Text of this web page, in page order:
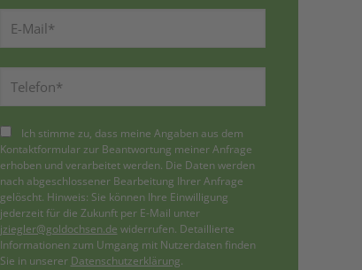
Ich stimme zu, dass meine Angaben aus dem
Kontaktformular zur Beantwortung meiner Anfrage
erhoben und verarbeitet werden. Die Daten werden
nach abgeschlossener Bearbeitung Ihrer Anfrage
gelöscht. Hinweis: Sie können Ihre Einwilligung
jederzeit für die Zukunft per E-Mail unter
jziegler@goldochsen.de widerrufen. Detaillierte
Informationen zum Umgang mit Nutzerdaten finden
Sie in unserer Datenschutzerklärung.